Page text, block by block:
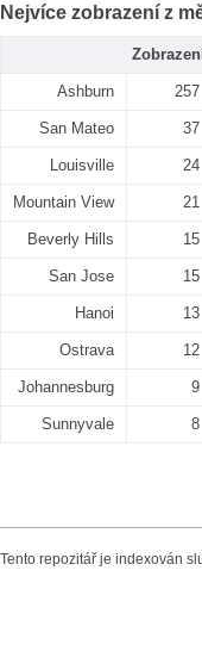
Nejvíce zobrazení z
Ashburn 257
San Mateo 37
Louisville 24
Mountain View 21
Beverly Hills 15
San Jose 15
Hanoi 13
Ostrava 12
Johannesburg 9
Sunnyvale 8
Tento repozitář je indexován